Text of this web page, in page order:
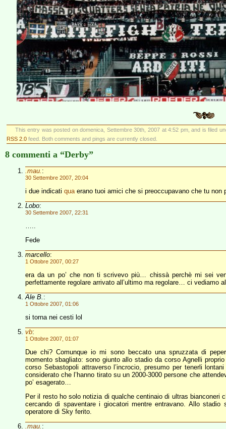
This entry was posted on domenica, Settembre 30th, 2007 at 4:52 pm, and is filed
RSS 2.0 feed. Both comments and pings are currently closed.
8 commenti a “Derby”
.mau. :
30 Settembre 2007, 20:04
i due indicati quaerano tuoi amici che si preoccupavano che tu non
Lobo:
30 Settembre 2007, 22:31
…..
Fede
marcello:
1 Ottobre 2007, 00:27
era da un po’ che non ti scrivevo più… chissà perchè mi sei
perfettamente regolare arrivato all’ultimo ma regolare… ci vediamo
Ale B. :
1 Ottobre 2007, 01:06
si torna nei cesti lol
vb:
1 Ottobre 2007, 01:07
Due chi? Comunque io mi sono beccato una spruzzata di
momento sbagliato: sono giunto allo stadio da corso Agnelli
corso Sebastopoli attraverso l’incrocio, presumo per tenerli
considerato che l’hanno tirato su un 2000-3000 persone che
po’ esagerato…
Per il resto ho solo notizia di qualche centinaio di ultras bianconeri
cercando di spaventare i giocatori mentre entravano. Allo
operatore di Sky ferito.
.mau. :